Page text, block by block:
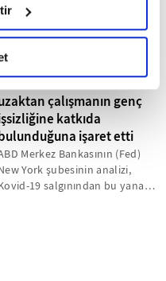
ile ilgili daha
York Fed'in analizi
çalışmanın genç
katkıda
işaret etti
Merkez Bankasının (Fed)
York şubesinin analizi,
19 salgınından bu yana